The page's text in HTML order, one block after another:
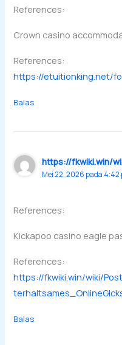
References:
Crown casino
References:
https://etuitionking.net/
Balas
https://fkwiki.win/
Mei 22, 2026 pada 4:42
References:
Kickapoo casino eagle
References:
https://fkwiki.win/wiki/
Balas